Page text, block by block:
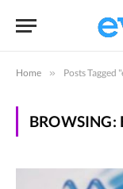
Home » Posts Tagged
BROWSING: